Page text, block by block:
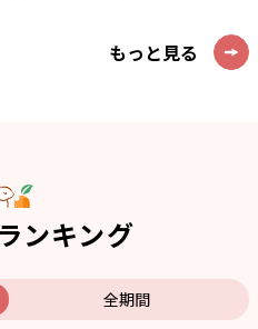
もっと見る
ンキング
全期間